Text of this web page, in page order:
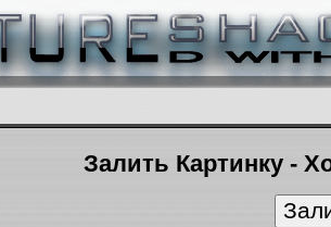
Залить Картинку -